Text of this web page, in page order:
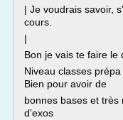
| Je voudrais savoir,
cours.
|
Bon je vais te faire le
Niveau classes
Bien pour avoir de
bonnes bases et très
d'exos